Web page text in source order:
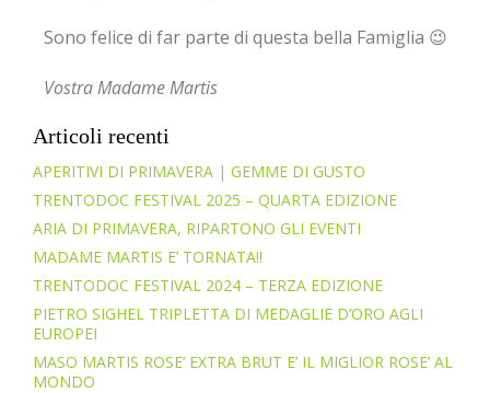
Sono felice di far parte di questa bella Famiglia 😉
Vostra Madame Martis
Articoli recenti
APERITIVI DI PRIMAVERA | GEMME DI GUSTO
TRENTODOC FESTIVAL 2025 – QUARTA EDIZIONE
ARIA DI PRIMAVERA, RIPARTONO GLI EVENTI
MADAME MARTIS E’ TORNATA!!
TRENTODOC FESTIVAL 2024 – TERZA EDIZIONE
PIETRO SIGHEL TRIPLETTA DI MEDAGLIE D’ORO AGLI
EUROPEI
MASO MARTIS ROSE’ EXTRA BRUT E’ IL MIGLIOR ROSE’ AL
MONDO